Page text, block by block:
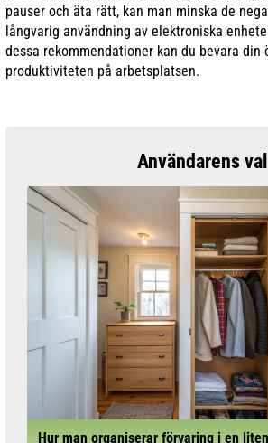
pauser och äta rätt, kan man minska de
långvarig användning av elektroniska
dessa rekommendationer kan du bevara din
produktiviteten på arbetsplatsen.
Användarens val
Hur man organiserar förvaring i en